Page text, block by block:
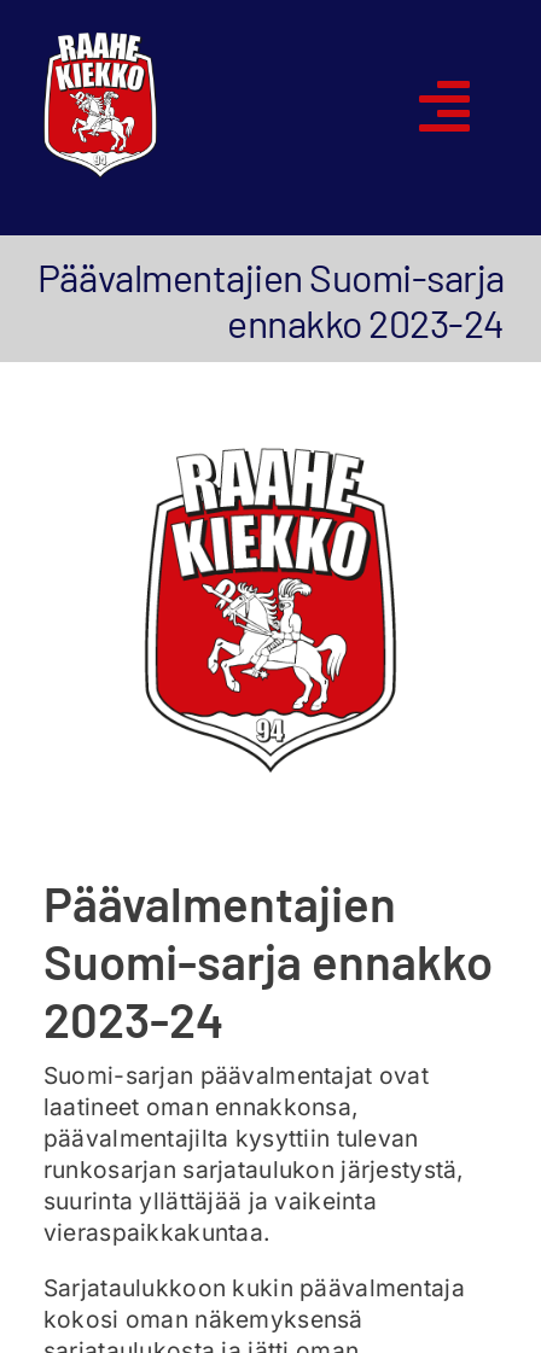
content
Joukkueet
Ajankohtaista
Päävalmentajien Suomi-sarja
ennakko 2023-24
Päävalmentajien
Suomi-sarja ennakko
2023-24
Suomi-sarjan päävalmentajat ovat
laatineet oman ennakkonsa,
päävalmentajilta kysyttiin tulevan
runkosarjan sarjataulukon järjestystä,
suurinta yllättäjää ja vaikeinta
vieraspaikkakuntaa.
Sarjataulukkoon kukin päävalmentaja
kokosi oman näkemyksensä